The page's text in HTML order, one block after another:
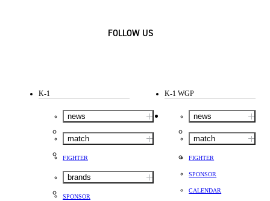
FOLLOW US
K-1
news
match
FIGHTER
brands
SPONSOR
K-1 WGP
news
match
FIGHTER
SPONSOR
CALENDAR